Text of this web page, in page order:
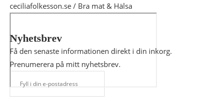
ceciliafolkesson.se / Bra mat & Hälsa
Nyhetsbrev
Få den senaste informationen direkt i din inkorg.
Prenumerera på mitt nyhetsbrev.